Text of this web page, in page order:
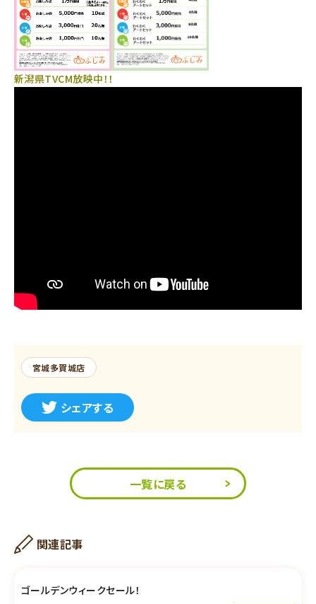
新潟県TVCM放映中！！
宮城多賀城店
シェアする
一覧に戻る
関連記事
ゴールデンウィークセール！